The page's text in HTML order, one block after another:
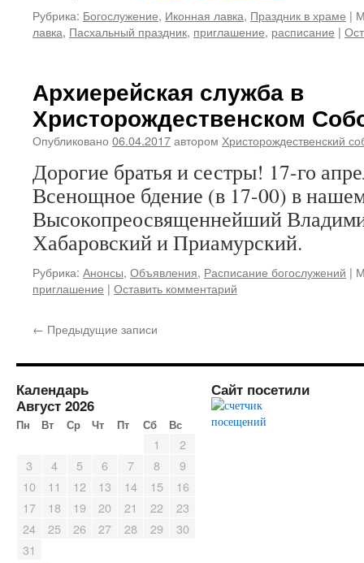
Рубрика: Богослужение, Иконная лавка, Праздник в храме |
лавка, Пасхальный праздник, приглашение, расписание |
Архиерейская служба в
Христорождественском
Опубликовано 06.04.2017автором Христорождественский
Дорогие братья и сестры! 17-го
Всенощное бдение (в 17-00) в
Высокопреосвященнейший
Хабаровский и Приамурский.
Рубрика: Анонсы, Объявления, Расписание богослужений |
приглашение | Оставить комментарий
← Предыдущие записи
Календарь
Август 2026
Пн Вт Ср Чт Пт Сб Вс
1
2
3
4 5 6 7 8
9
10
11 12 13 14 15
16
17
18 19 20 21 22
23
24
25 26 27 28 29
30
31
Сайт посетили